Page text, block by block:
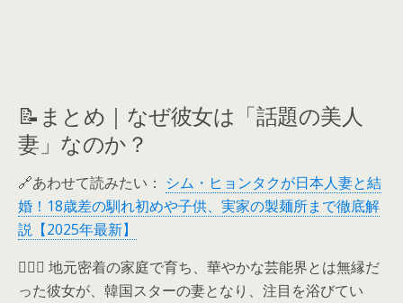
📝まとめ｜なぜ彼女は「話題の美人
妻」なのか？
🔗あわせて読みたい： シム・ヒョンタクが日本人妻と結
婚！18歳差の馴れ初めや子供、実家の製麺所まで徹底解
説【2025年最新】
👩‍❤️‍👨 地元密着の家庭で育ち、華やかな芸能界とは無縁だ
った彼女が、韓国スターの妻となり、注目を浴びてい